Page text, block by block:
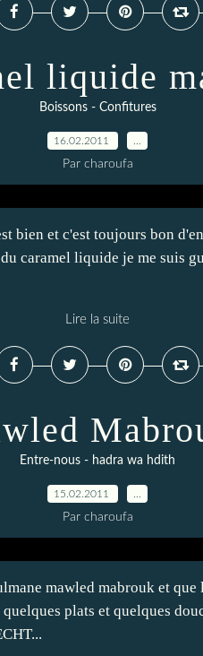
liquide
Boissons - Confitures
16.02.2011
Par charoufa
bien et c'est toujours bon
caramel liquide je me suis
Lire la suite
Entre-nous - hadra wa hdith
15.02.2011
Par charoufa
mawled mabrouk et
plats et quelques